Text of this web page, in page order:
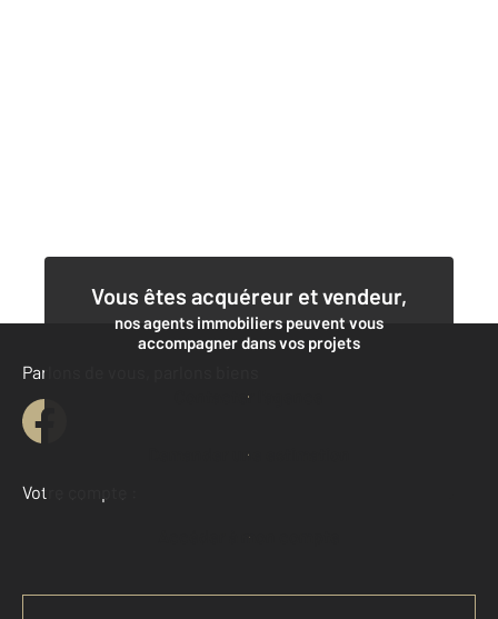
Vous êtes acquéreur et vendeur,
nos agents immobiliers peuvent vous
accompagner dans vos projets
Contacter l'agence
Demander une estimation
Parlons de vous, parlons biens
Votre compte :
Accéder à mon compte